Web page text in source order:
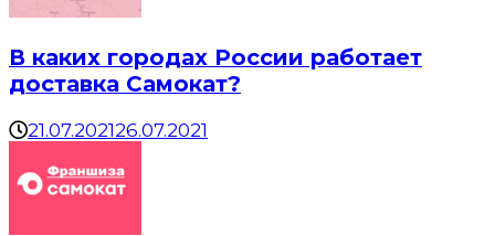
В каких городах России работает
доставка Самокат?
21.07.202126.07.2021